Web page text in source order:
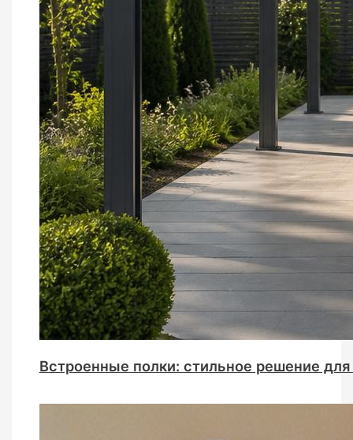
Встроенные полки: стильное решение для